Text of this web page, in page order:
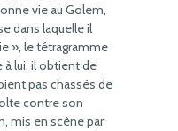
vie au Golem,
dans laquelle il
», le tétragramme
à lui, il obtient de
pas chassés de
contre son
mis en scène par